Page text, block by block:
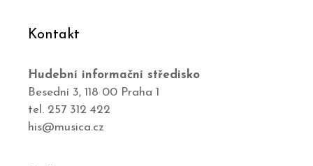
Kontakt
Hudební informační středisko
Besední 3, 118 00 Praha 1
tel. 257 312 422
his@musica.cz